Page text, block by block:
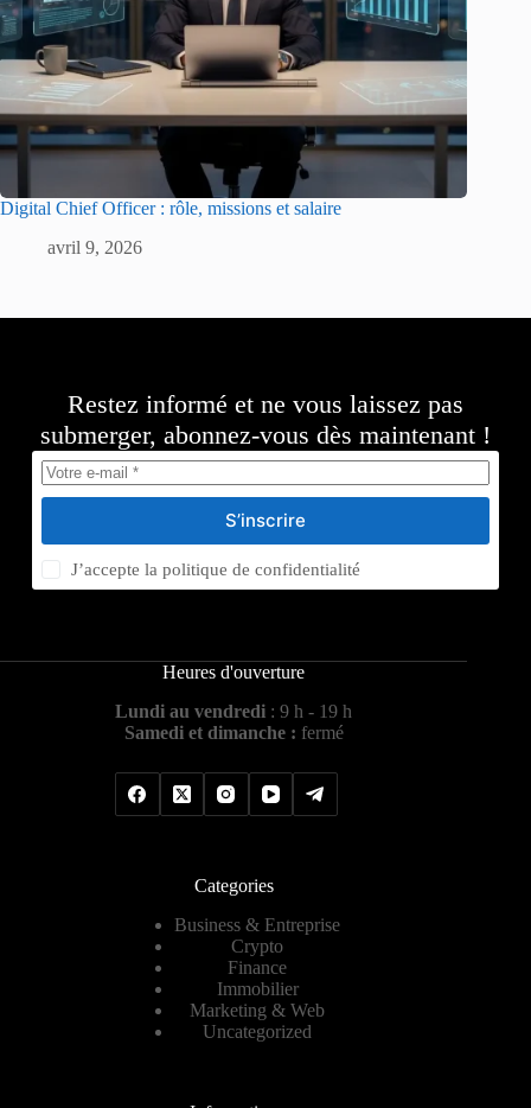
Digital Chief Officer : rôle, missions et salaire
avril 9, 2026
Restez informé et ne vous laissez pas
submerger, abonnez-vous dès maintenant !
S’inscrire
J’accepte lapolitique de confidentialité
Heures d'ouverture
Lundi au vendredi : 9 h - 19 h
Samedi et dimanche : fermé
Categories
Business & Entreprise
Crypto
Finance
Immobilier
Marketing & Web
Uncategorized